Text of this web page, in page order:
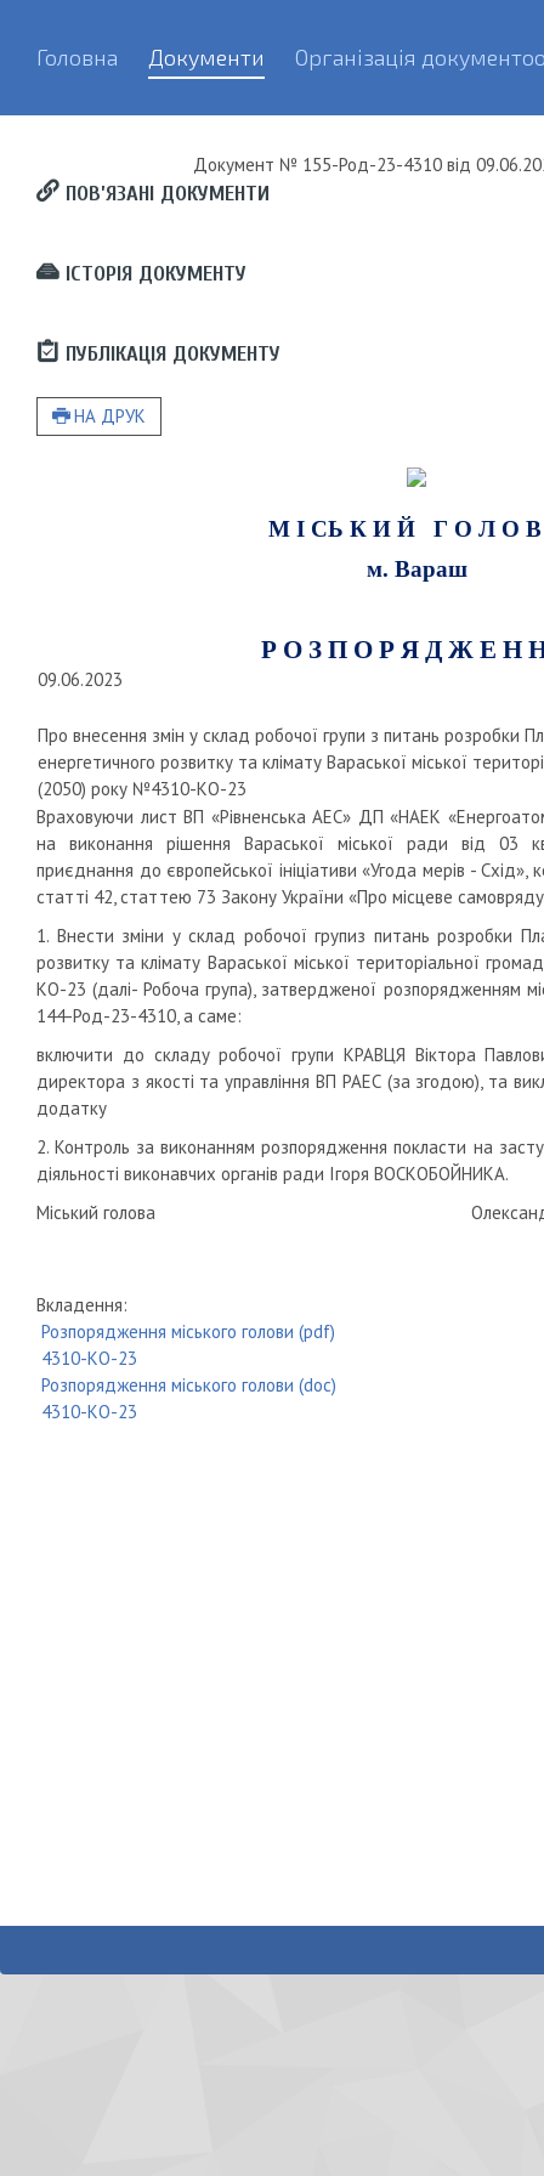
Головна Документи Організація
Документ № 155-Род-23-4310від
ПОВ’ЯЗАНІ ДОКУМЕНТИ
ІСТОРІЯ ДОКУМЕНТУ
ПУБЛІКАЦІЯ ДОКУМЕНТУ
НА ДРУК
М І СЬ К И Й Г О Л О
м. Вараш
Р О З П О Р Я Д Ж Е Н
09.06.2023
Про внесення змін у склад робочої групи з питань розробки
енергетичного розвитку та клімату Вараської міської
(2050) року №4310-КО-23
Враховуючи лист ВП «Рівненська АЕС» ДП «НАЕК
на виконання рішення Вараської міської ради від 03
приєднання до європейської ініціативи «Угода мерів -
статті 42, статтею 73 Закону України «Про місцеве
1. Внести зміни у склад робочої групиз питань розробки
розвитку та клімату Вараської міської територіальної
КО-23 (далі- Робоча група), затвердженої розпорядженням
144-Род-23-4310, а саме:
включити до складу робочої групи КРАВЦЯ Віктора
директора з якості та управління ВП РАЕС (за згодою), та
додатку
2. Контроль за виконанням розпорядження покласти на
діяльності виконавчих органів ради Ігоря ВОСКОБОЙНИКА.
Міський голова Олександр
Вкладення:
Розпорядження міського голови (pdf)
4310-КО-23
Розпорядження міського голови (doc)
4310-КО-23